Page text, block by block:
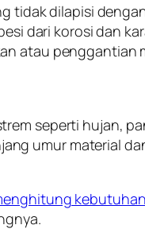
tidak dilapisi
dari korosi dan
atau penggantian
seperti hujan,
umur material